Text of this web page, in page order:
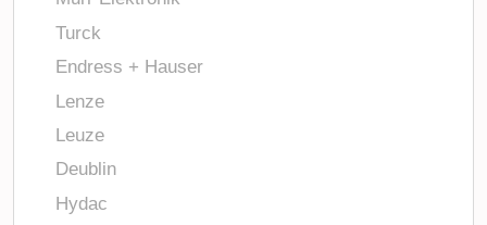
Turck
Endress + Hauser
Lenze
Leuze
Deublin
Hydac